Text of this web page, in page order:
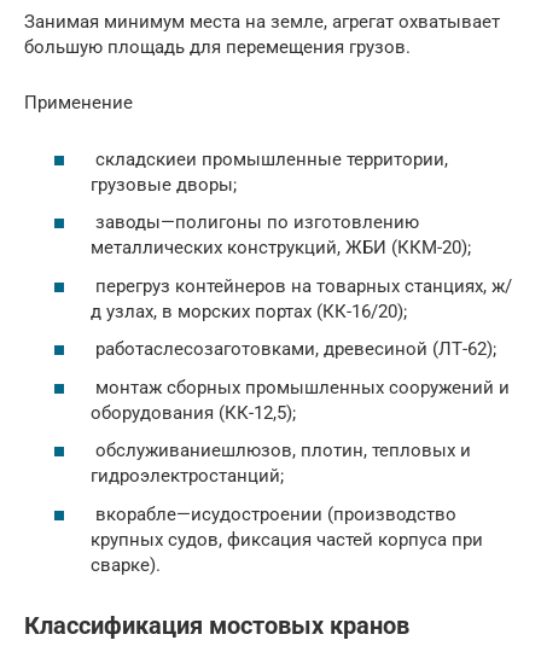
Занимая минимум места на земле, агрегат охватывает
большую площадь для перемещения грузов.
Применение
складскиеи промышленные территории,
грузовые дворы;
заводы—полигоны по изготовлению
металлических конструкций, ЖБИ (ККМ-20);
перегруз контейнеров на товарных станциях, ж/
д узлах, в морских портах (КК-16/20);
работаслесозаготовками, древесиной (ЛТ-62);
монтаж сборных промышленных сооружений и
оборудования (КК-12,5);
обслуживаниешлюзов, плотин, тепловых и
гидроэлектростанций;
вкорабле—исудостроении (производство
крупных судов, фиксация частей корпуса при
сварке).
Классификация мостовых кранов